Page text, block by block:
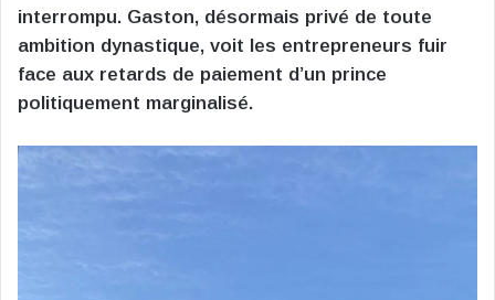
interrompu. Gaston, désormais privé de toute
ambition dynastique, voit les entrepreneurs fuir
face aux retards de paiement d’un prince
politiquement marginalisé.